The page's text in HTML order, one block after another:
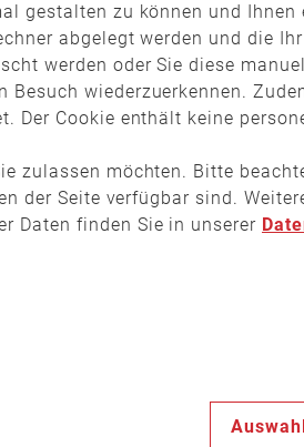
gestalten zu können und
abgelegt werden und die
werden oder Sie diese
wiederzuerkennen.
Der Cookie enthält keine
zulassen möchten. Bitte
der Seite verfügbar sind.
Daten finden Sie in unserer